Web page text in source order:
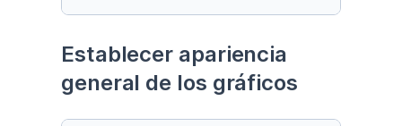
Establecer apariencia
general de los gráficos